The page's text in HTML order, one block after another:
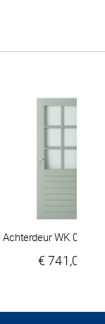
Achterdeur WK 048 6-
€ 741,00